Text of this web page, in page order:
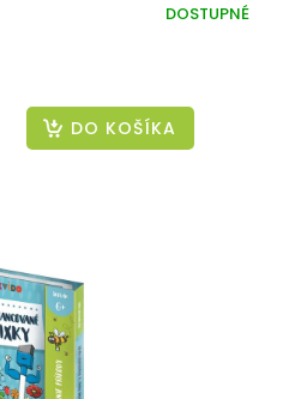
DOSTUPNÉ
DO KOŠÍKA